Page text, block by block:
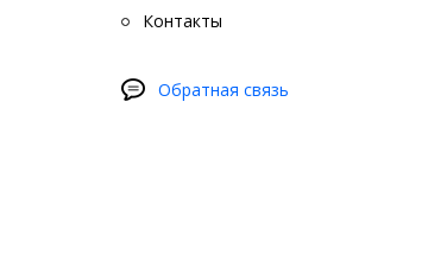
Контакты
Обратная связь